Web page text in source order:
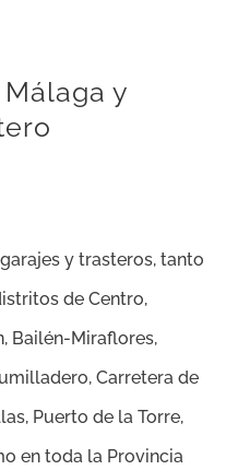
y
y trasteros, tanto
de Centro,
Bailén-Miraflores,
Carretera de
Puerto de la Torre,
en toda la Provincia